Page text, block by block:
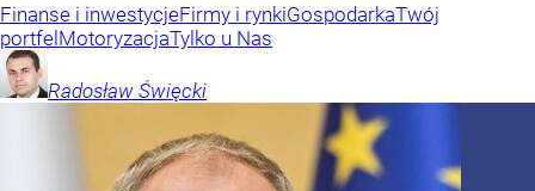
Finanse i inwestycjeFirmy i rynkiGospodarkaTwój
portfelMotoryzacjaTylko u Nas
Radosław Święcki